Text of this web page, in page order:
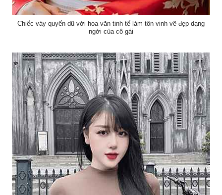
Chiếc váy quyến dũ với hoa văn tinh tế làm tôn vinh vẽ đẹp dạng
ngời của cô gái